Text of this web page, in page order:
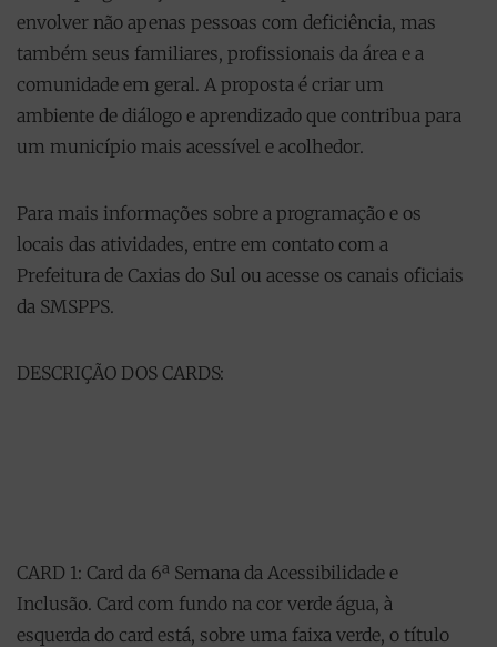
envolver não apenas pessoas com deficiência, mas
também seus familiares, profissionais da área e a
comunidade em geral. A proposta é criar um
ambiente de diálogo e aprendizado que contribua para
um município mais acessível e acolhedor.
Para mais informações sobre a programação e os
locais das atividades, entre em contato com a
Prefeitura de Caxias do Sul ou acesse os canais oficiais
da SMSPPS.
DESCRIÇÃO DOS CARDS:
CARD 1: Card da 6ª Semana da Acessibilidade e
Inclusão. Card com fundo na cor verde água, à
esquerda do card está, sobre uma faixa verde, o título